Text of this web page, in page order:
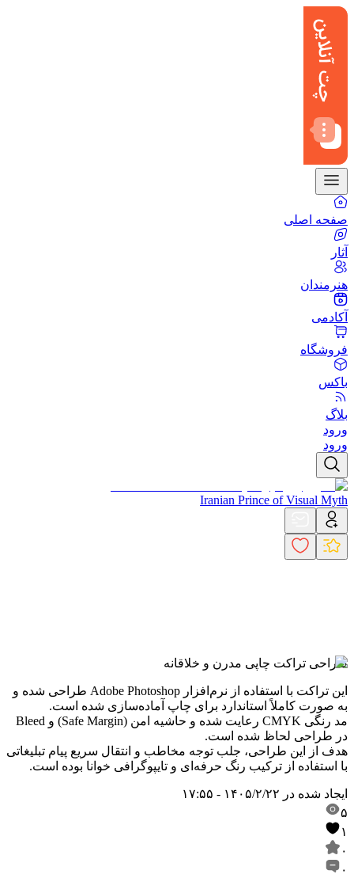
صفحه اصلی
آثار
هنرمندان
آکادمی
فروشگاه
باکس
بلاگ
ورود
ورود
Iranian Prince of Visual Myth
طراحی تراکت چاپی مدرن و خلاقانه
این تراکت با استفاده از نرم‌افزار Adobe Photoshop طراحی شده و
به صورت کاملاً استاندارد برای چاپ آماده‌سازی شده است.
مد رنگی CMYK رعایت شده و حاشیه امن (Safe Margin) و Bleed
در طراحی لحاظ شده است.
هدف از این طراحی، جلب توجه مخاطب و انتقال سریع پیام تبلیغاتی
با استفاده از ترکیب رنگ حرفه‌ای و تایپوگرافی خوانا بوده است.
ایجاد شده در ۱۴۰۵/۲/۲۲ - ۱۷:۵۵
۵
۱
۰
۰